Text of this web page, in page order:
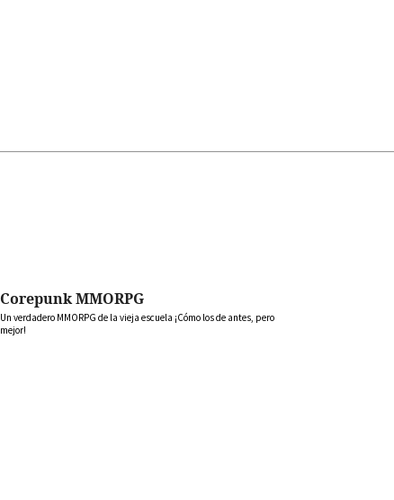
Corepunk MMORPG
Un verdadero MMORPG de la vieja escuela ¡Cómo los de antes, pero
mejor!